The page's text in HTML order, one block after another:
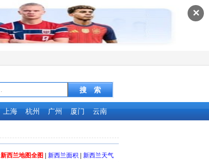
✕
上海 杭州 广州 厦门 云南
新西兰地图全图 新西兰面积 新西兰天气